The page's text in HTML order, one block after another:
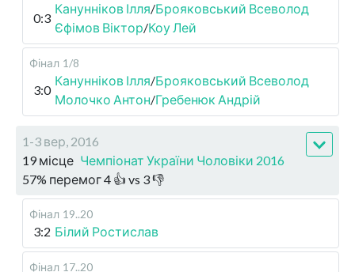
0:3
Канунніков Ілля/Брояковський Всеволод
Єфімов Віктор/Коу Лей
Фінал 1/8
3:0
Канунніков Ілля/Брояковський Всеволод
Молочко Антон/Гребенюк Андрій
1-3 вер, 2016
19 місце Чемпіонат України Чоловіки 2016
57% перемог4 👍 vs 3👎
Фінал 19..20
3:2 Білий Ростислав
Фінал 17..20